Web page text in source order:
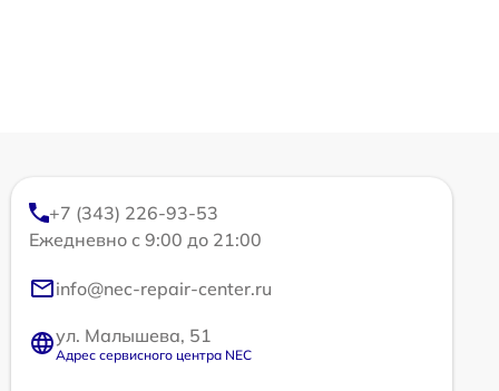
+7 (343) 226-93-53
Ежедневно с 9:00 до 21:00
info@nec-repair-center.ru
ул. Малышева, 51
Адрес сервисного центра NEC